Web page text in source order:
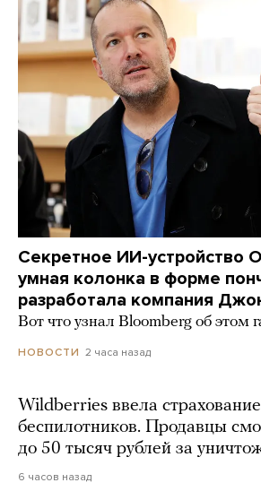
Секретное ИИ-устройство
умная колонка в форме
разработала компания
Вот что узнал Bloomberg об этом
НОВОСТИ 2 часа назад
Wildberries ввела
беспилотников. Продавцы
до 50 тысяч рублей за
6 часов назад